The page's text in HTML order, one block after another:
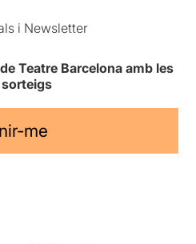
i Newsletter
Teatre Barcelona amb les
me